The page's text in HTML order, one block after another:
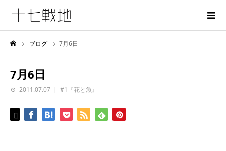
ブログ 7月6日
7月6日
2011.07.07 #1『花と魚』